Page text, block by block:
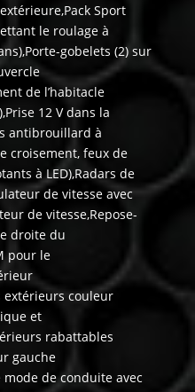
Sport
le roulage à
gobelets (2) sur
de l’habitacle
12 V dans la
antibrouillard à
croisement, feux de
à LED),Radars de
de vitesse avec
de vitesse,Repose-
droite du
pour le
extérieurs couleur
et
rabattables
gauche
de conduite avec